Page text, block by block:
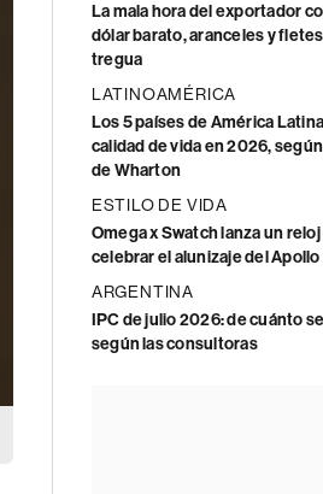
La mala hora del exportador
dólar barato, aranceles y
tregua
LATINOAMÉRICA
Los 5 países de América
calidad de vida en 2026,
de Wharton
ESTILO DE VIDA
Omega x Swatch lanza un
celebrar el alunizaje del Apollo
ARGENTINA
IPC de julio 2026: de cuánto
según las consultoras